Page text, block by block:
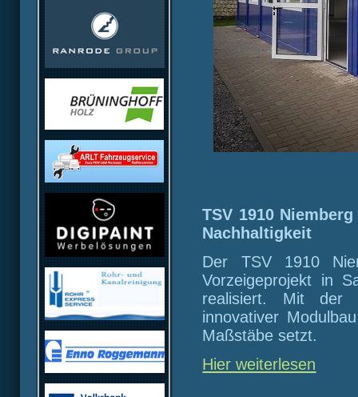
TSV 1910
Nachhaltigkeit
Der TSV 1910
Vorzeigeprojekt in
realisiert. Mit der
innovativer
Maßstäbe setzt.
Hier weiterlesen